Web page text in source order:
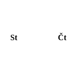
St Čt